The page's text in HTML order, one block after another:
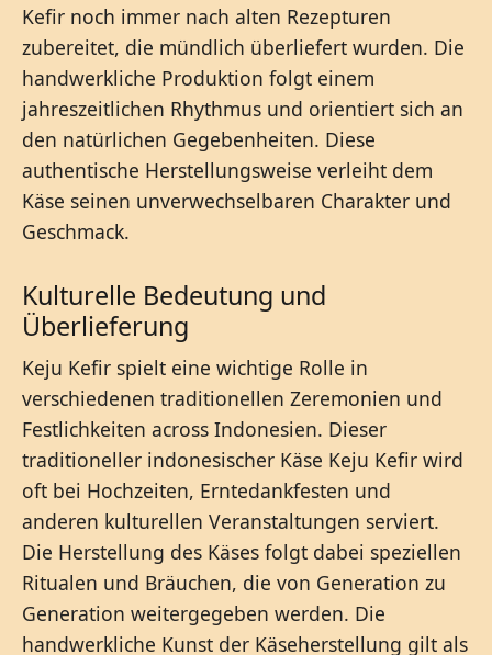
Kefir noch immer nach alten Rezepturen
zubereitet, die mündlich überliefert wurden. Die
handwerkliche Produktion folgt einem
jahreszeitlichen Rhythmus und orientiert sich an
den natürlichen Gegebenheiten. Diese
authentische Herstellungsweise verleiht dem
Käse seinen unverwechselbaren Charakter und
Geschmack.
Kulturelle Bedeutung und
Überlieferung
Keju Kefir spielt eine wichtige Rolle in
verschiedenen traditionellen Zeremonien und
Festlichkeiten across Indonesien. Dieser
traditioneller indonesischer Käse Keju Kefir wird
oft bei Hochzeiten, Erntedankfesten und
anderen kulturellen Veranstaltungen serviert.
Die Herstellung des Käses folgt dabei speziellen
Ritualen und Bräuchen, die von Generation zu
Generation weitergegeben werden. Die
handwerkliche Kunst der Käseherstellung gilt als